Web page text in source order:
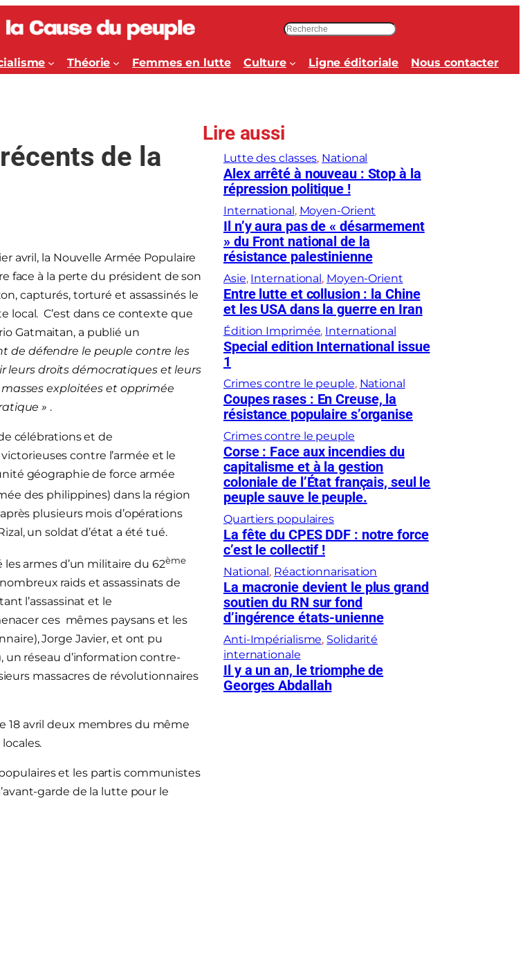
c
h
h
r
Théorie Femmes en lutte Culture Ligne éditoriale Nous contacter
de la
avril, la Nouvelle Armée Populaire
face à la perte du président de son
capturés, torturé et assassinés le
local. C’est dans ce contexte que
Gatmaitan, a publié un
de défendre le peuple contre les
leurs droits démocratiques et leurs
exploitées et opprimée
» .
célébrations et de
contre l’armée et le
géographie de force armée
des philippines) dans la région
plusieurs mois d’opérations
un soldat d’état a été tué.
armes d’un militaire du 62ème
raids et assassinats de
l’assassinat et le
ces mêmes paysans et les
Jorge Javier, et ont pu
un réseau d’information contre-
massacres de révolutionnaires
18 avril deux membres du même
et les partis communistes
garde de la lutte pour le
Lire aussi
Lutte des classes, National
Alex arrêté à nouveau : Stop à la
répression politique !
International, Moyen-Orient
Il n’y aura pas de « désarmement
» du Front national de la
résistance palestinienne
Asie, International, Moyen-Orient
Entre lutte et collusion : la Chine
et les USA dans la guerre en Iran
Édition Imprimée, International
Special edition International issue
1
Crimes contre le peuple, National
Coupes rases : En Creuse, la
résistance populaire s’organise
Crimes contre le peuple
Corse : Face aux incendies du
capitalisme et à la gestion
coloniale de l’État français, seul le
peuple sauve le peuple.
Quartiers populaires
La fête du CPES DDF : notre force
c’est le collectif !
National, Réactionnarisation
La macronie devient le plus grand
soutien du RN sur fond
d’ingérence états-unienne
Anti-Impérialisme, Solidarité
internationale
Il y a un an, le triomphe de
Georges Abdallah